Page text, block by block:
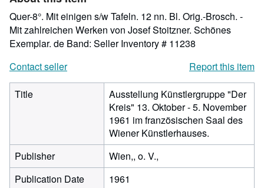
Quer-8°. Mit einigen s/w Tafeln. 12 nn. Bl. Orig.-Brosch. -
Mit zahlreichen Werken von Josef Stoitzner. Schönes
Exemplar. de Band: Seller Inventory # 11238
Contact seller
Report this item
Title
Ausstellung Künstlergruppe "Der
Kreis" 13. Oktober - 5. November
1961 im französischen Saal des
Wiener Künstlerhauses.
Publisher
Wien,, o. V.,
Publication Date
1961